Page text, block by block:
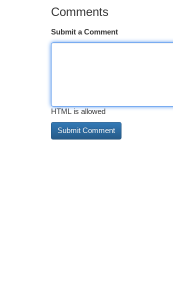
Comments
Submit a Comment
HTML is allowed